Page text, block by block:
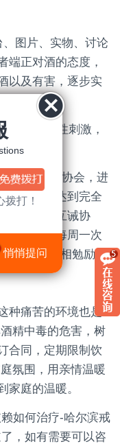
图片、实物、讨论
端正对酒的态度，
以及有害，逐步实
加一种恶性刺激，
饮酒欲望。
种戒酒者协会，进
与帮助，达到完全
的嗜酒者互诫协
组织学生每周一次
经验，互相勉励。
种痛苦的环境也是
精中毒的危害，树
合同，定期限制饮
氛围，用亲情温暖
家庭的温暖。
赖如何治疗-哈尔滨戒
，如有需要可以咨
打！
悄悄提问